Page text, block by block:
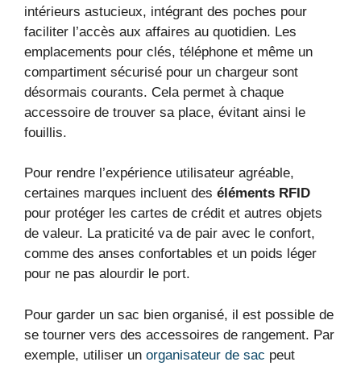
intérieurs astucieux, intégrant des poches pour
faciliter l’accès aux affaires au quotidien. Les
emplacements pour clés, téléphone et même un
compartiment sécurisé pour un chargeur sont
désormais courants. Cela permet à chaque
accessoire de trouver sa place, évitant ainsi le
fouillis.
Pour rendre l’expérience utilisateur agréable,
certaines marques incluent des éléments RFID
pour protéger les cartes de crédit et autres objets
de valeur. La praticité va de pair avec le confort,
comme des anses confortables et un poids léger
pour ne pas alourdir le port.
Pour garder un sac bien organisé, il est possible de
se tourner vers des accessoires de rangement. Par
exemple, utiliser un organisateur de sac peut